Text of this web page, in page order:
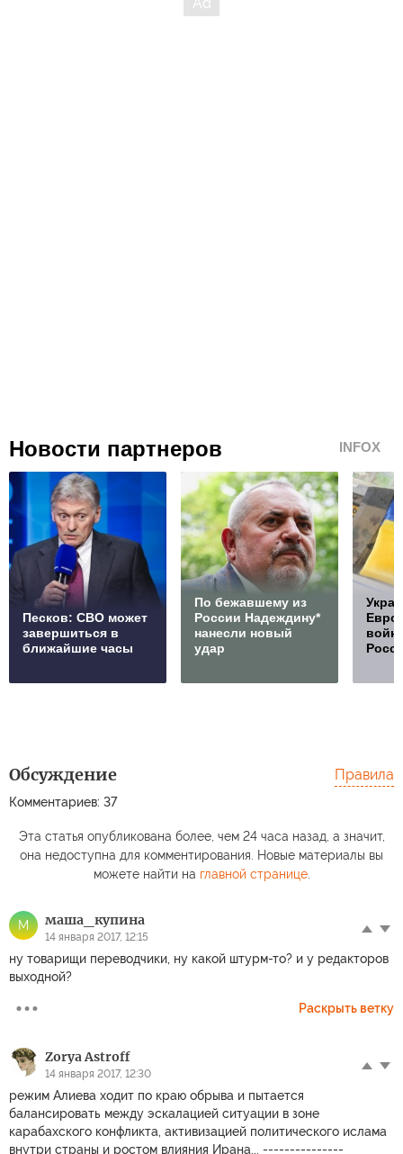
Новости партнеров INFOX
Песков: СВО может
завершиться в
ближайшие часы
По бежавшему из
России Надеждину*
нанесли новый
удар
Обсуждение
Комментариев: 37
Правила
Эта статья опубликована более, чем 24 часа назад, а значит,
она недоступна для комментирования. Новые материалы вы
можете найти на главной странице.
М маша_купина
14 января 2017, 12:15
ну товарищи переводчики, ну какой штурм-то? и у редакторов
выходной?
Раскрыть ветку
Zorya Astroff
14 января 2017, 12:30
режим Алиева ходит по краю обрыва и пытается
балансировать между эскалацией ситуации в зоне
карабахского конфликта, активизацией политического ислама
внутри страны и ростом влияния Ирана... ---------------